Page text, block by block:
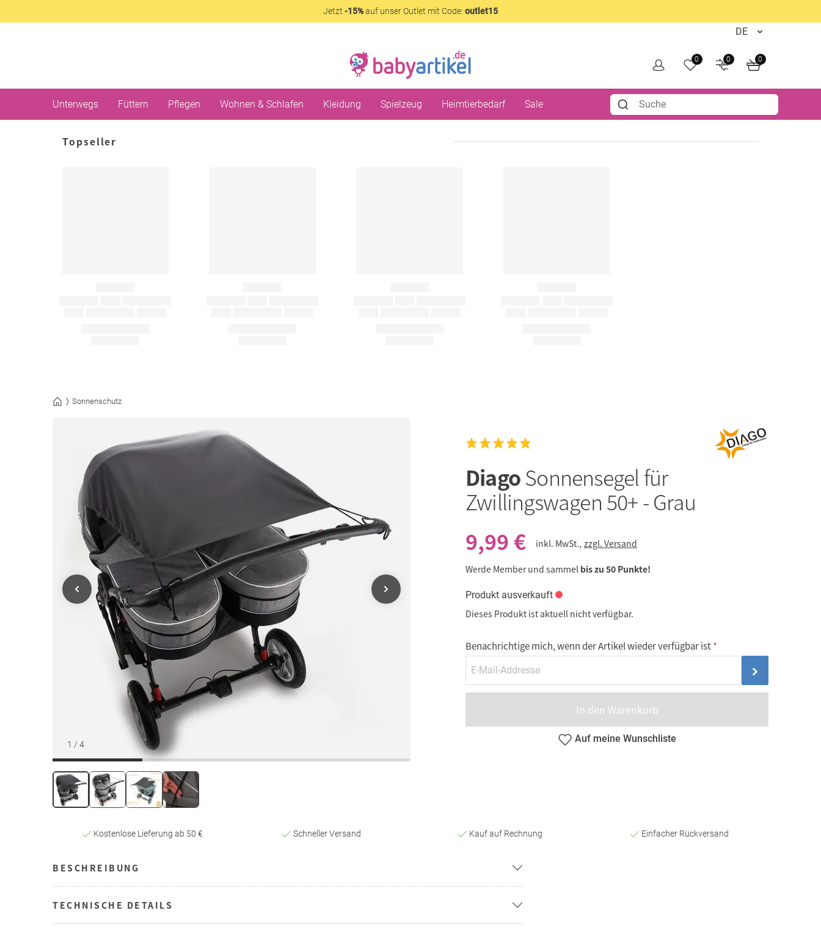
Jetzt -15%auf unser Outlet mit Code: outlet15
0 0 0
Unterwegs Füttern Pflegen Wohnen & Schlafen Kleidung Spielzeug Heimtierbedarf Sale
Topseller
Sonnenschutz
1 / 4
DiagoSonnensegel für
Zwillingswagen 50+ - Grau
9,99 €
inkl. MwSt., zzgl. Versand
Werde Member und sammel bis zu 50 Punkte!
Produkt ausverkauft
Dieses Produkt ist aktuell nicht verfügbar.
Benachrichtige mich, wenn der Artikel wieder verfügbar ist
In den Warenkorb
Auf meine Wunschliste
Kostenlose Lieferung ab 50 € Schneller Versand Kauf auf Rechnung Einfacher Rückversand
BESCHREIBUNG
TECHNISCHE DETAILS